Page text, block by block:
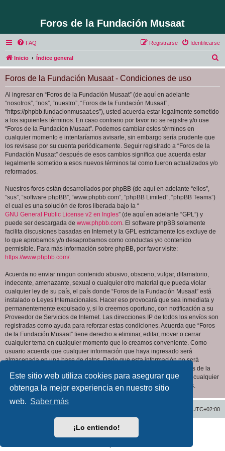
Este sitio web utiliza cookies para asegurar que
obtenga la mejor experiencia en nuestro sitio
web. Saber más
¡Lo entiendo!
Foros de la Fundación Musaat
FAQ Identificarse
Registrarse
Inicio Índice general
u
Foros de la Fundación Musaat - Condiciones de uso
Al ingresar en “Foros de la Fundación Musaat” (de aquí en adelante
“nosotros”, “nos”, “nuestro”, “Foros de la Fundación Musaat”,
“https://phpbb.fundacionmusaat.es”), usted acuerda estar legalmente sometido
a los siguientes términos. En caso contrario por favor no se registre y/o use
“Foros de la Fundación Musaat”. Podemos cambiar estos términos en
cualquier momento e intentaríamos avisarle, sin embargo sería prudente que
los revisase por su cuenta periódicamente. Seguir registrado a “Foros de la
Fundación Musaat” después de esos cambios significa que acuerda estar
legalmente sometido a esos nuevos términos tal como fueron actualizados y/o
reformados.
Nuestros foros están desarrollados por phpBB (de aquí en adelante “ellos”,
“sus”, “software phpBB”, “www.phpbb.com”, “phpBB Limited”, “phpBB Teams”)
el cual es una solución de foros liberada bajo la “
GNU General Public License v2 en Ingles” (de aquí en adelante “GPL”) y
puede ser descargada de www.phpbb.com. El software phpBB solamente
facilita discusiones basadas en Internet y la GPL estrictamente los excluye de
lo que aprobamos y/o desaprobamos como conductas y/o contenido
permisible. Para más información sobre phpBB, por favor visite:
https://www.phpbb.com/.
Acuerda no enviar ningun contenido abusivo, obsceno, vulgar, difamatorio,
indecente, amenazante, sexual o cualquier otro material que pueda violar
cualquier ley de su país, el país donde “Foros de la Fundación Musaat” está
instalado o Leyes Internacionales. Hacer eso provocará que sea inmediata y
permanentemente expulsado y, si lo creemos oportuno, con notificación a su
Proveedor de Servicios de Internet. Las direcciones IP de todos los envíos son
registradas como ayuda para reforzar estas condiciones. Acuerda que “Foros
de la Fundación Musaat” tiene derecho a eliminar, editar, mover o cerrar
cualquier tema en cualquier momento que lo creamos conveniente. Como
usuario acuerda que cualquier información que haya ingresado será
almacenada en una base de datos. Dado que esta información no será
compartida con ninguna tercera parte sin su consentimiento, ni “Foros de la
Fundación Musaat” ni phpBB podrán considerarse responsables por cualquier
intento de hacking que conlleve a que los datos sean comprometidos.
UTC+02:00
Desarrollado porphpBB® Forum Software © phpBB Limited
phpBB España